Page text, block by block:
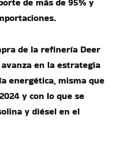
de la refinería Deer
avanza en la estrategia
energética, misma que
y con lo que se
y diésel en el